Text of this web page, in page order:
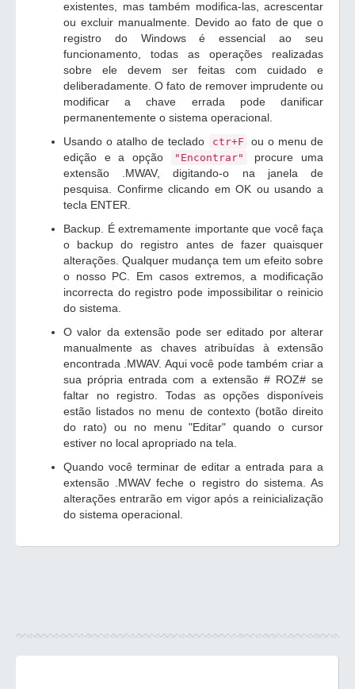
existentes, mas também modifica-las, acrescentar
ou excluir manualmente. Devido ao fato de que o
registro do Windows é essencial ao seu
funcionamento, todas as operações realizadas
sobre ele devem ser feitas com cuidado e
deliberadamente. O fato de remover imprudente ou
modificar a chave errada pode danificar
permanentemente o sistema operacional.
Usando o atalho de teclado
ctr+F
ou o menu de
edição e a opção
"Encontrar"
procure uma
extensão .MWAV, digitando-o na janela de
pesquisa. Confirme clicando em OK ou usando a
tecla ENTER.
Backup. É extremamente importante que você faça
o backup do registro antes de fazer quaisquer
alterações. Qualquer mudança tem um efeito sobre
o nosso PC. Em casos extremos, a modificação
incorrecta do registro pode impossibilitar o reinicio
do sistema.
O valor da extensão pode ser editado por alterar
manualmente as chaves atribuídas à extensão
encontrada .MWAV. Aqui você pode também criar a
sua própria entrada com a extensão # ROZ# se
faltar no registro. Todas as opções disponíveis
estão listados no menu de contexto (botão direito
do rato) ou no menu "Editar" quando o cursor
estiver no local apropriado na tela.
Quando você terminar de editar a entrada para a
extensão .MWAV feche o registro do sistema. As
alterações entrarão em vigor após a reinicialização
do sistema operacional.